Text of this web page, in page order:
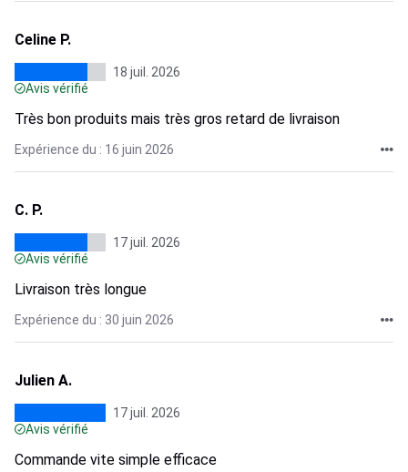
Celine P.
18 juil. 2026
Avis vérifié
Très bon produits mais très gros retard de livraison
Expérience du : 16 juin 2026
C. P.
17 juil. 2026
Avis vérifié
Livraison très longue
Expérience du : 30 juin 2026
Julien A.
17 juil. 2026
Avis vérifié
Commande vite simple efficace